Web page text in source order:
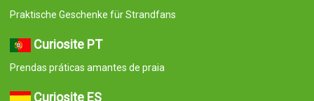
Praktische Geschenke für Strandfans
Curiosite PT
Prendas práticas amantes de praia
Curiosite ES